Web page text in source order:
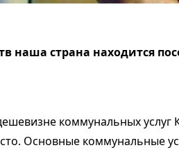
наша страна находится
коммунальных услуг
Основные коммунальные